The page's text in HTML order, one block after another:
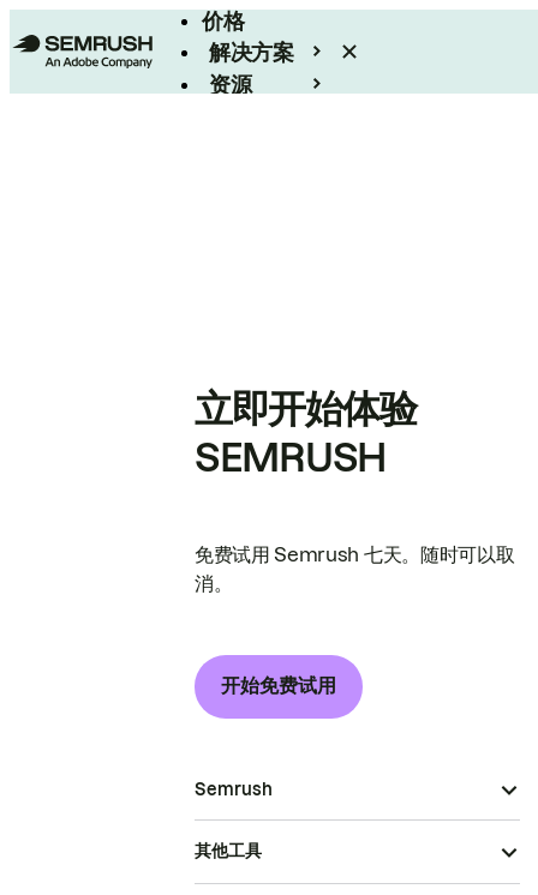
价格
解决方案
资源
立即开始体验
SEMRUSH
免费试用 Semrush 七天。随时可以取
消。
开始免费试用
Semrush
其他工具